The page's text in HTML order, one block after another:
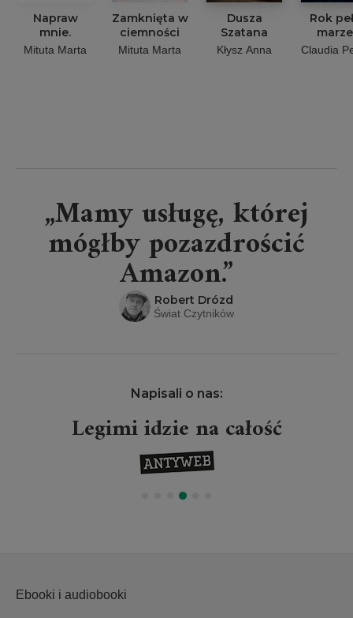
Napraw
mnie.
Mituta Marta
Zamknięta w
ciemności
Mituta Marta
Dusza
Szatana
Kłysz Anna
Rok
Claudia
„Mamy usługę, której
mógłby pozazdrościć
Amazon.”
Robert Drózd
Świat Czytników
Napisali o nas:
Legimi idzie na całość
Ebooki i audiobooki